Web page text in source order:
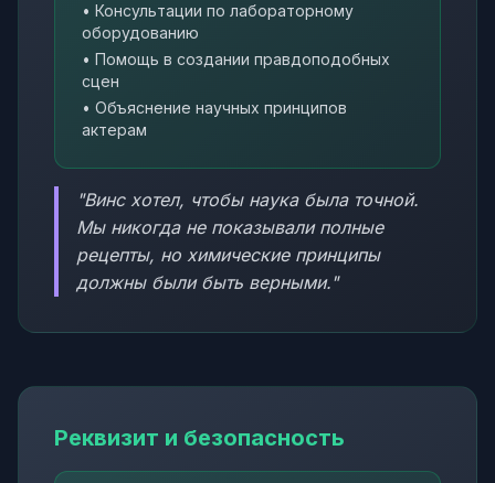
• Консультации по лабораторному
оборудованию
• Помощь в создании правдоподобных
сцен
• Объяснение научных принципов
актерам
"Винс хотел, чтобы наука была точной.
Мы никогда не показывали полные
рецепты, но химические принципы
должны были быть верными."
Реквизит и безопасность